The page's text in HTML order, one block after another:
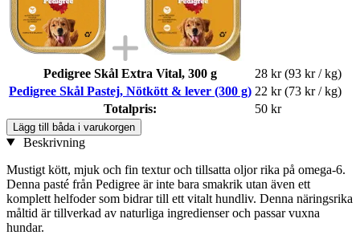
Pedigree Skål Extra Vital, 300 g 28 kr (93 kr / kg)
Pedigree Skål Pastej, Nötkött & lever (300 g) 22 kr (73 kr / kg)
Totalpris:
50 kr
Lägg till båda i varukorgen
Beskrivning
Mustigt kött, mjuk och fin textur och tillsatta oljor rika på omega-6.
Denna pasté från Pedigree är inte bara smakrik utan även ett
komplett helfoder som bidrar till ett vitalt hundliv. Denna näringsrika
måltid är tillverkad av naturliga ingredienser och passar vuxna
hundar.